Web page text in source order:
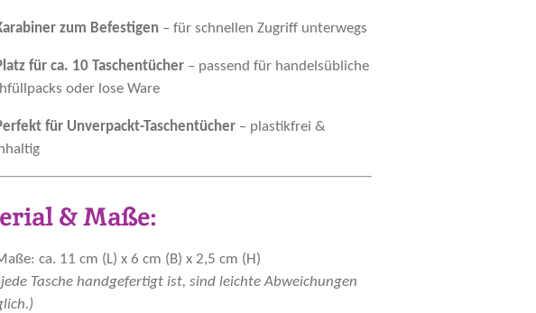
zum Befestigen– für schnellen Zugriff unterwegs
für ca. 10 Taschentücher– passend für handelsübliche
oder lose Ware
für Unverpackt-Taschentücher– plastikfrei &
& Maße:
ca. 11 cm (L) x 6 cm (B) x 2,5 cm (H)
jede Tasche handgefertigt ist, sind leichte Abweichungen